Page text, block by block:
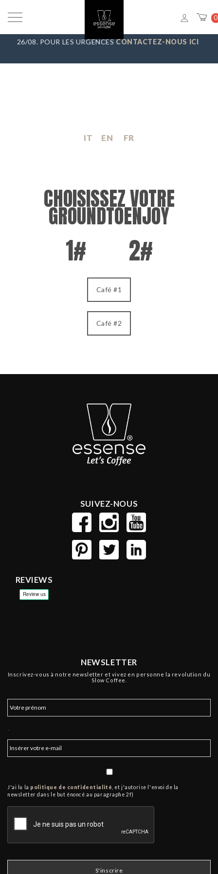
0
IT EN FR
CHOISISSEZ VOTRE
GROUNDTOENJOY
1# 2#
Café #1
Café #2
SUIVEZ-NOUS
REVIEWS
NEWSLETTER
Inscrivez-vous à notre newsletter et vivez en personne la revolution du
Slow Coffee.
J'ai lu la politique de confidentialité , et j'autorise l'envoi de la
newsletter dans le but énoncé au paragraphe 2f)
VACANCES D’ÉTÉ
_ NOUS FAISONS UNE PAUSE DU 7/08 AU
23/08, TOUTES LES COMMANDES SERONT EXPÉDIÉES LE
26/08. POUR LES URGENCESCONTACTEZ-NOUS ICI